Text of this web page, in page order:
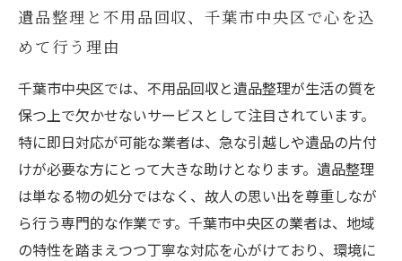
遺品整理と不用品回収、千葉市中央区で心を込
めて行う理由
千葉市中央区では、不用品回収と遺品整理が生活の質を
保つ上で欠かせないサービスとして注目されています。
特に即日対応が可能な業者は、急な引越しや遺品の片付
けが必要な方にとって大きな助けとなります。遺品整理
は単なる物の処分ではなく、故人の思い出を尊重しなが
ら行う専門的な作業です。千葉市中央区の業者は、地域
の特性を踏まえつつ丁寧な対応を心がけており、環境に